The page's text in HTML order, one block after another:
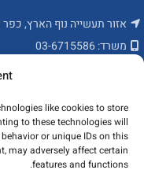
like cookies to store
to these technologies will
or unique IDs on this
may adversely affect certain
features and functions.
אזור תעשייה נוף הארץ,
משרד: 03-6715586
מאמרים אחרונים
המוצרים שלנו
ניווט מהיר